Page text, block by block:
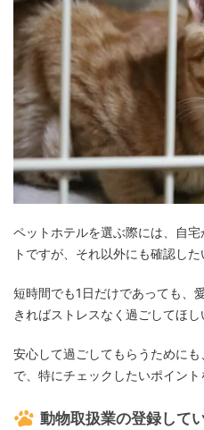
ペットホテルを選ぶ際には、自
トですが、それ以外にも確認した
短時間でも1日だけであっても、
きればストレスなく過ごしてほし
安心して過ごしてもらうために
で、特にチェックしたいポイント
動物取扱業の登録して